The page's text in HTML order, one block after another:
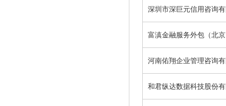
深圳市深巨元信用咨询
富滇金融服务外包（北
河南佑翔企业管理咨询
和君纵达数据科技股份